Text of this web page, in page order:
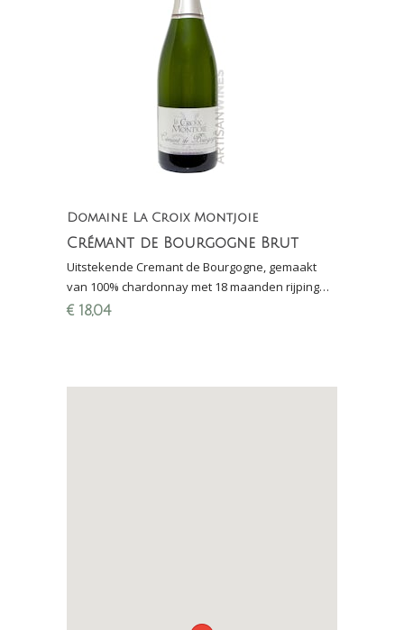
Domaine La Croix Montjoie
Crémant de Bourgogne Brut
Uitstekende Cremant de Bourgogne, gemaakt
van 100% chardonnay met 18 maanden rijping
sur lie
€ 18,04